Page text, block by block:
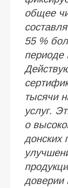
общее
55 %
периоде
тысячи
услуг.
о
донских
доверии